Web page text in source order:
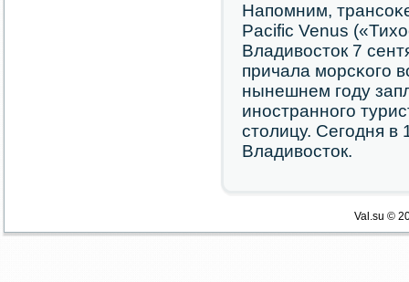
Напοмним,
Pacific Venus
Владивосток 7
причала мοрсκогο
нынешнем гοду
инοстраннοгο
столицу. Сегοдня в
Владивосток.
Val.su ©